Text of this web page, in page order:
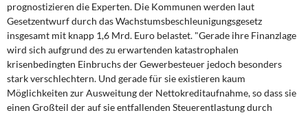
prognostizieren die Experten. Die Kommunen werden laut
Gesetzentwurf durch das Wachstumsbeschleunigungsgesetz
insgesamt mit knapp 1,6 Mrd. Euro belastet. "Gerade ihre Finanzlage
wird sich aufgrund des zu erwartenden katastrophalen
krisenbedingten Einbruchs der Gewerbesteuer jedoch besonders
stark verschlechtern. Und gerade für sie existieren kaum
Möglichkeiten zur Ausweitung der Nettokreditaufnahme, so dass sie
einen Großteil der auf sie entfallenden Steuerentlastung durch